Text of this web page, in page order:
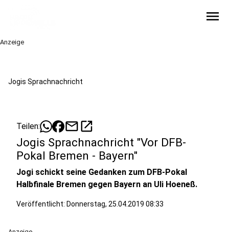
menu
Anzeige
Jogis Sprachnachricht
Teilen: mailopen_in_new
Jogis Sprachnachricht "Vor DFB-
Pokal Bremen - Bayern"
Jogi schickt seine Gedanken zum DFB-Pokal
Halbfinale Bremen gegen Bayern an Uli Hoeneß.
Veröffentlicht: Donnerstag, 25.04.2019 08:33